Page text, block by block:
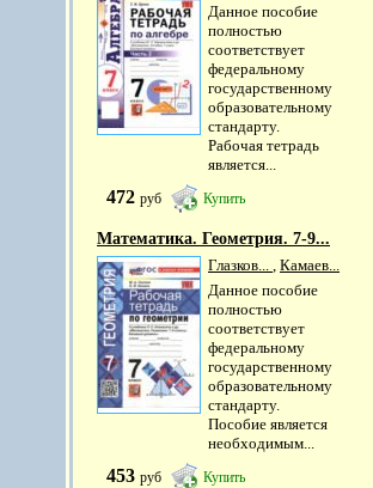
Данное пособие
полностью
соответствует
федеральному
государственному
образовательному
стандарту.
Рабочая тетрадь
является...
472 руб Купить
Математика. Геометрия. 7-9...
Глазков... , Камаев...
Данное пособие
полностью
соответствует
федеральному
государственному
образовательному
стандарту.
Пособие является
необходимым...
453 руб Купить